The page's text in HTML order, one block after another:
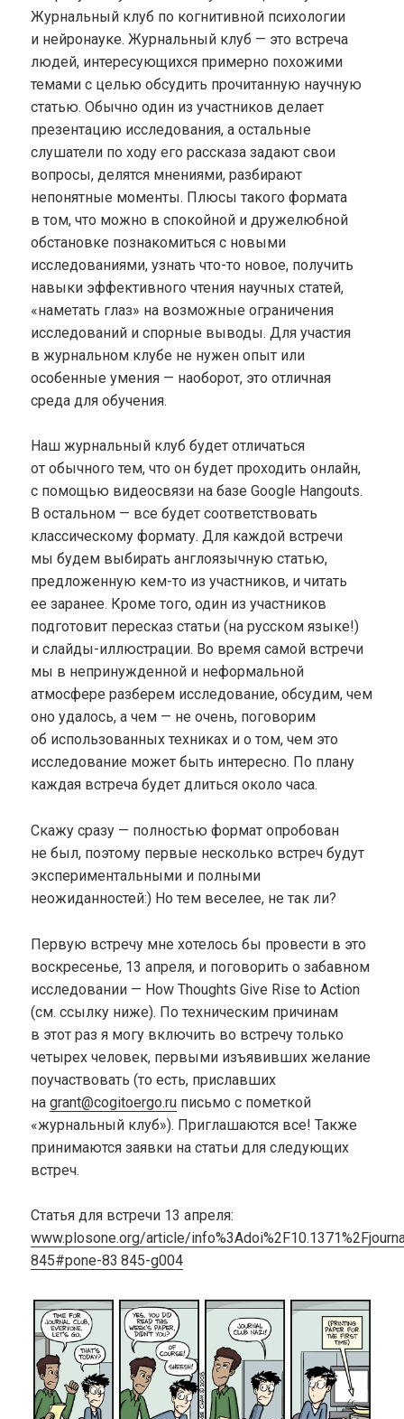
Журнальный клуб по когнитивной психологии
и нейронауке. Журнальный клуб — это встреча
людей, интересующихся примерно похожими
темами с целью обсудить прочитанную научную
статью. Обычно один из участников делает
презентацию исследования, а остальные
слушатели по ходу его рассказа задают свои
вопросы, делятся мнениями, разбирают
непонятные моменты. Плюсы такого формата
в том, что можно в спокойной и дружелюбной
обстановке познакомиться с новыми
исследованиями, узнать что-то новое, получить
навыки эффективного чтения научных статей,
«наметать глаз» на возможные ограничения
исследований и спорные выводы. Для участия
в журнальном клубе не нужен опыт или
особенные умения — наоборот, это отличная
среда для обучения.
Наш журнальный клуб будет отличаться
от обычного тем, что он будет проходить онлайн,
с помощью видеосвязи на базе Google Hangouts.
В остальном — все будет соответствовать
классическому формату. Для каждой встречи
мы будем выбирать англоязычную статью,
предложенную кем-то из участников, и читать
ее заранее. Кроме того, один из участников
подготовит пересказ статьи (на русском языке!)
и слайды-иллюстрации. Во время самой встречи
мы в непринужденной и неформальной
атмосфере разберем исследование, обсудим, чем
оно удалось, а чем — не очень, поговорим
об использованных техниках и о том, чем это
исследование может быть интересно. По плану
каждая встреча будет длиться около часа.
Скажу сразу — полностью формат опробован
не был, поэтому первые несколько встреч будут
экспериментальными и полными
неожиданностей:) Но тем веселее, не так ли?
Первую встречу мне хотелось бы провести в это
воскресенье, 13 апреля, и поговорить о забавном
исследовании — How Thoughts Give Rise to Action
(см. cсылку ниже). По техническим причинам
в этот раз я могу включить во встречу только
четырех человек, первыми изъявивших желание
поучаствовать (то есть, приславших
наgrant@cogitoergo.ru письмо с пометкой
«журнальный клуб»). Приглашаются все! Также
принимаются заявки на статьи для следующих
встреч.
Статья для встречи 13 апреля:
www.plosone.org/article/
845#pone-83 845-g004